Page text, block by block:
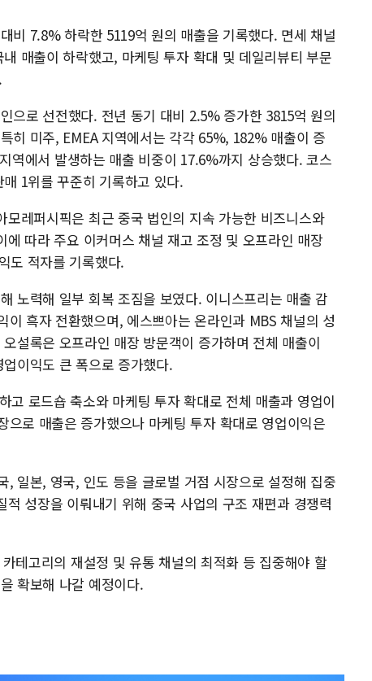
비 7.8% 하락한 5119억 원의 매출을 기록했다. 면세 채널
매출이 하락했고, 마케팅 투자 확대 및 데일리뷰티 부문
으로 선전했다. 전년 동기 대비 2.5% 증가한 3815억 원의
히 미주, EMEA 지역에서는 각각 65%, 182% 매출이 증
역에서 발생하는 매출 비중이 17.6%까지 상승했다. 코스
1위를 꾸준히 기록하고 있다.
레퍼시픽은 최근 중국 법인의 지속 가능한 비즈니스와
따라 주요 이커머스 채널 재고 조정 및 오프라인 매장
도 적자를 기록했다.
노력해 일부 회복 조짐을 보였다. 이니스프리는 매출 감
흑자 전환했으며, 에스쁘아는 온라인과 MBS 채널의 성
설록은 오프라인 매장 방문객이 증가하며 전체 매출이
이익도 큰 폭으로 증가했다.
고 로드숍 축소와 마케팅 투자 확대로 전체 매출과 영업이
로 매출은 증가했으나 마케팅 투자 확대로 영업이익은
, 일본, 영국, 인도 등을 글로벌 거점 시장으로 설정해 집중
성장을 이뤄내기 위해 중국 사업의 구조 재편과 경쟁력
테고리의 재설정 및 유통 채널의 최적화 등 집중해야 할
확보해 나갈 예정이다.